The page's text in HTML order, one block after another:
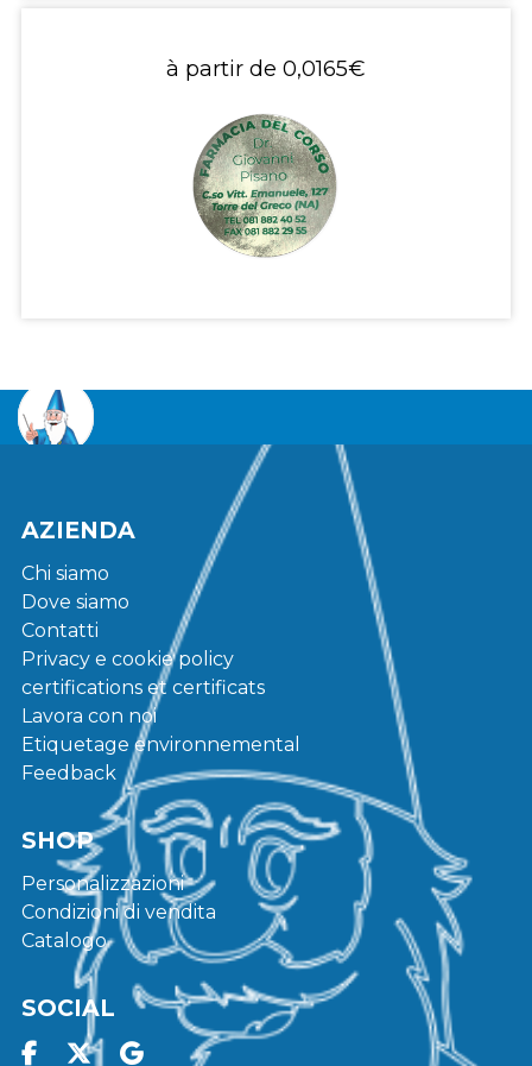
à partir de 0,0165€
AZIENDA
Chi siamo
Dove siamo
Contatti
Privacy e cookie policy
certifications et certificats
Lavora con noi
Etiquetage environnemental
Feedback
SHOP
Personalizzazioni
Condizioni di vendita
Catalogo
SOCIAL